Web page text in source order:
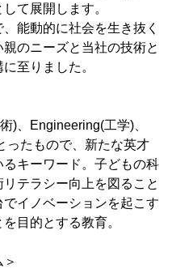
て展開します。
能動的に社会を生き抜く
のニーズと当社の技術と
至りました。
)、Engineering(工学)、
ったもので、新たな英才
キーワード。子どもの科
テラシー向上を図ること
イノベーションを起こす
目的とする教育。